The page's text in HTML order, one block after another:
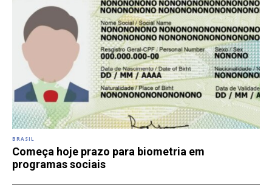
BRASIL
Começa hoje prazo para biometria em
programas sociais